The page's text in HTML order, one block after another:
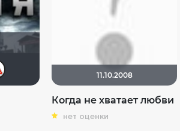
Sergey_ZХельга44_46
GTRSDСашок24
Dimbr
11.10.2008
Когда не хватает любви
нет оценки